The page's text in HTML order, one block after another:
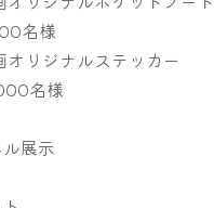
様
リジナルステッカー
名様
展示